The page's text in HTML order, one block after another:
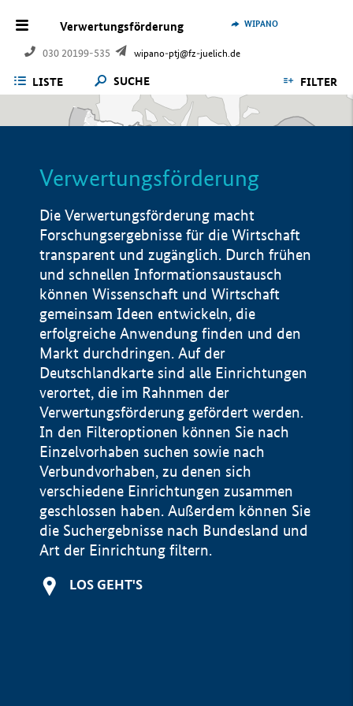
Verwertungsförderung
030 20199-535 wipano-ptj@fz-juelich.de
WIPANO
LISTE SUCHE FILTER
Verwertungsförderung
Die Verwertungsförderung macht
Forschungsergebnisse für die Wirtschaft
transparent und zugänglich. Durch frühen
und schnellen Informationsaustausch
können Wissenschaft und Wirtschaft
gemeinsam Ideen entwickeln, die
erfolgreiche Anwendung finden und den
Markt durchdringen. Auf der
Deutschlandkarte sind alle Einrichtungen
verortet, die im Rahnmen der
Verwertungsförderung gefördert werden.
In den Filteroptionen können Sie nach
Einzelvorhaben suchen sowie nach
Verbundvorhaben, zu denen sich
verschiedene Einrichtungen zusammen
geschlossen haben. Außerdem können Sie
die Suchergebnisse nach Bundesland und
Art der Einrichtung filtern.
LOS GEHT'S